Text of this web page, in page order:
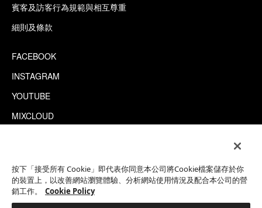
賓客及訪客行為規範與相互尊重
細則及條款
FACEBOOK
INSTAGRAM
YOUTUBE
MIXCLOUD
This site is protected by reCAPTCHA.
按下「接受所有 Cookie」即代表你同意本公司將Cookie檔案儲存於你
的裝置上，以改善網站瀏覽體驗、分析網站使用情況及配合本公司的營
銷工作。
Cookie Policy